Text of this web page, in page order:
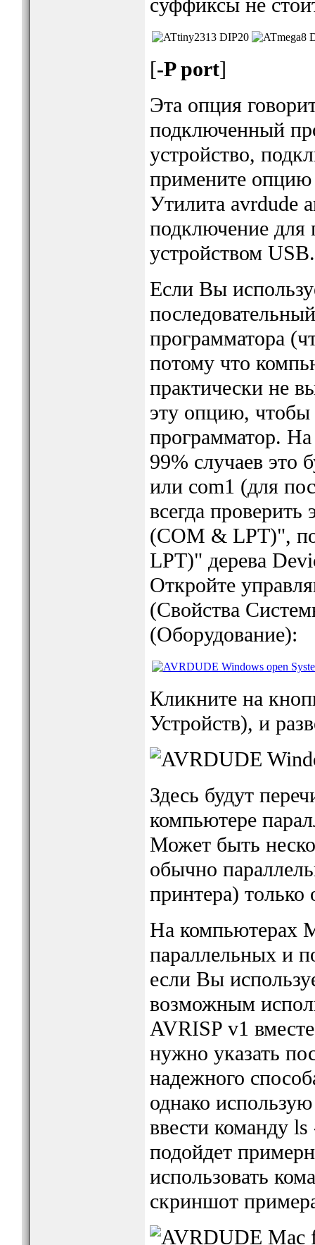
суффиксы не
[-P port]
Эта опция
подключенный
устройство,
примените опцию
Утилита avrdude
подключение для
устройством USB.
Если Вы
программатора
потому что
практически не
эту опцию, чтобы
программатор.
99% случаев это
или com1 (для
всегда проверить
(COM & LPT)",
LPT)" дерева
Откройте
(Свойства
(Оборудование):
Кликните на
Устройств), и
Здесь будут
компьютере
Может быть
обычно
принтера) только
На компьютерах
параллельных и
если Вы
возможным
AVRISP v1
нужно указать
надежного
однако
ввести команду
подойдет
использовать
скриншот